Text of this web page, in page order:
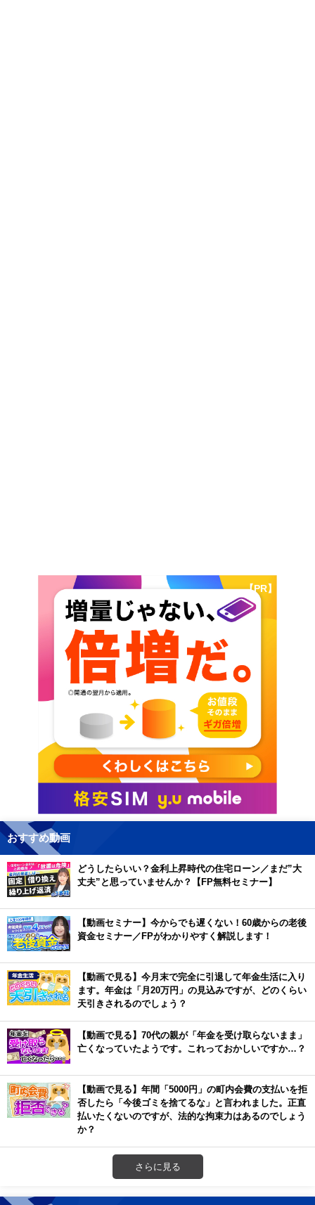
【PR】
おすすめ動画
どうしたらいい？金利上昇時代の住宅ローン／まだ”大
丈夫”と思っていませんか？【FP無料セミナー】
【動画セミナー】今からでも遅くない！60歳からの老後
資金セミナー／FPがわかりやすく解説します！
【動画で見る】今月末で完全に引退して年金生活に入り
ます。年金は「月20万円」の見込みですが、どのくらい
天引きされるのでしょう？
【動画で見る】70代の親が「年金を受け取らないまま」
亡くなっていたようです。これっておかしいですか…？
【動画で見る】年間「5000円」の町内会費の支払いを拒
否したら「今後ゴミを捨てるな」と言われました。正直
払いたくないのですが、法的な拘束力はあるのでしょう
か？
さらに見る